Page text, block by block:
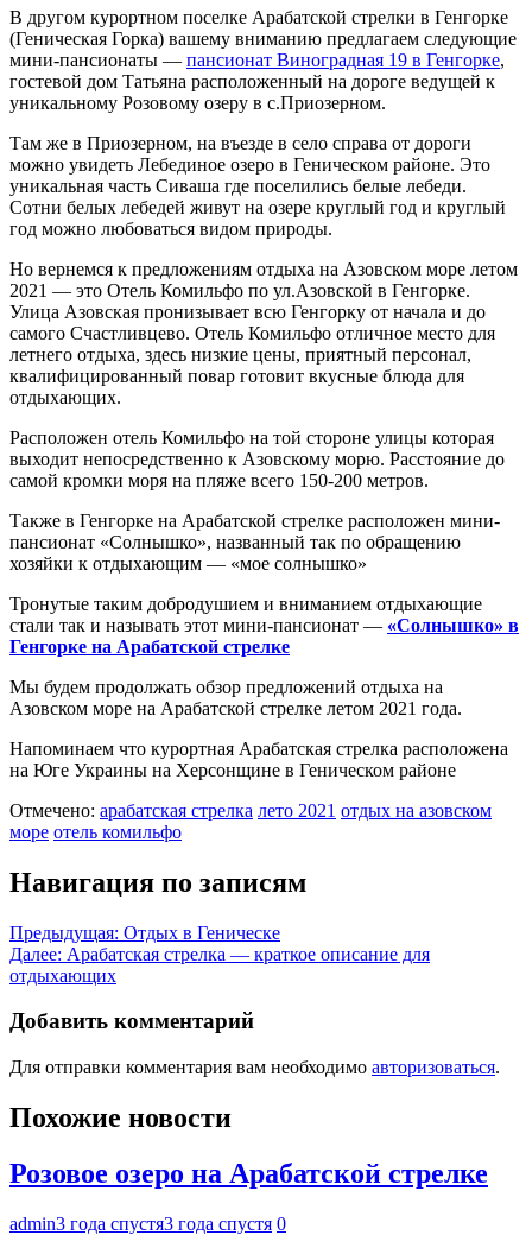
В другом курортном поселке Арабатской стрелки в Генгорке
(Геническая Горка) вашему вниманию предлагаем следующие
мини-пансионаты — пансионат Виноградная 19 в Генгорке,
гостевой дом Татьяна расположенный на дороге ведущей к
уникальному Розовому озеру в с.Приозерном.
Там же в Приозерном, на въезде в село справа от дороги
можно увидеть Лебединое озеро в Геническом районе. Это
уникальная часть Сиваша где поселились белые лебеди.
Сотни белых лебедей живут на озере круглый год и круглый
год можно любоваться видом природы.
Но вернемся к предложениям отдыха на Азовском море летом
2021 — это Отель Комильфо по ул.Азовской в Генгорке.
Улица Азовская пронизывает всю Генгорку от начала и до
самого Счастливцево. Отель Комильфо отличное место для
летнего отдыха, здесь низкие цены, приятный персонал,
квалифицированный повар готовит вкусные блюда для
отдыхающих.
Расположен отель Комильфо на той стороне улицы которая
выходит непосредственно к Азовскому морю. Расстояние до
самой кромки моря на пляже всего 150-200 метров.
Также в Генгорке на Арабатской стрелке расположен мини-
пансионат «Солнышко», названный так по обращению
хозяйки к отдыхающим — «мое солнышко»
Тронутые таким добродушием и вниманием отдыхающие
стали так и называть этот мини-пансионат — «Солнышко» в
Генгорке на Арабатской стрелке
Мы будем продолжать обзор предложений отдыха на
Азовском море на Арабатской стрелке летом 2021 года.
Напоминаем что курортная Арабатская стрелка расположена
на Юге Украины на Херсонщине в Геническом районе
Отмечено: арабатская стрелка лето 2021 отдых на азовском
море отель комильфо
Навигация по записям
Предыдущая: Отдых в Геническе
Далее: Арабатская стрелка — краткое описание для
отдыхающих
Добавить комментарий
Для отправки комментария вам необходимо авторизоваться.
Похожие новости
Розовое озеро на Арабатской стрелке
admin3 года спустя3 года спустя 0